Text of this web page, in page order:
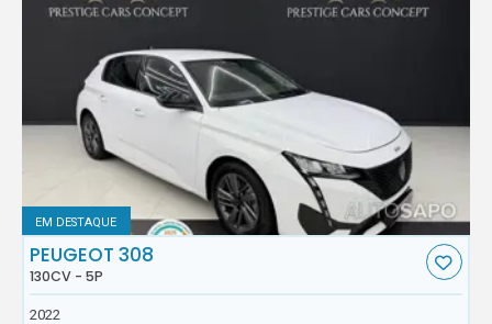
EM DESTAQUE
PEUGEOT 308
130CV - 5P
2022